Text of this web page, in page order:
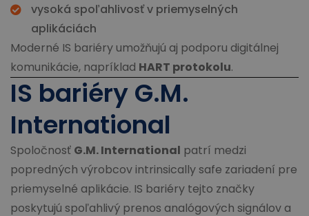
vysoká spoľahlivosť v priemyselných
aplikáciách
Moderné IS bariéry umožňujú aj podporu digitálnej
komunikácie, napríklad HART protokolu.
IS bariéry G.M.
International
Spoločnosť G.M. International patrí medzi
popredných výrobcov intrinsically safe zariadení pre
priemyselné aplikácie. IS bariéry tejto značky
poskytujú spoľahlivý prenos analógových signálov a